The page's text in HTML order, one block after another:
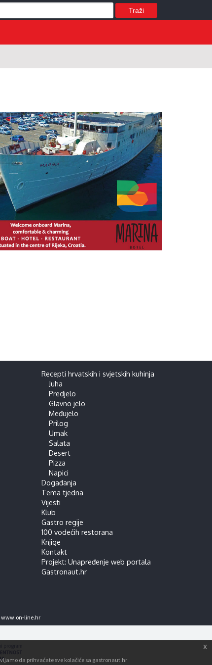
Traži
Recepti hrvatskih i svjetskih kuhinja
Juha
Predjelo
Glavno jelo
Međujelo
Prilog
Umak
Salata
Desert
Pizza
Napici
Događanja
Tema tjedna
Vijesti
Klub
Gastro regije
100 vodećih restorana
Knjige
Kontakt
Projekt: Unapređenje web portala
Gastronaut.hr
www.on-line.hr
da prihvaćate sve kolačiće sa gastronaut.hr
x